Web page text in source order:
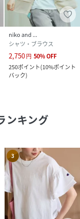
niko and ...
シャツ・ブラウス
2,750円 50%OFF
250ポイント(10%ポイント
バック)
ンキング
3